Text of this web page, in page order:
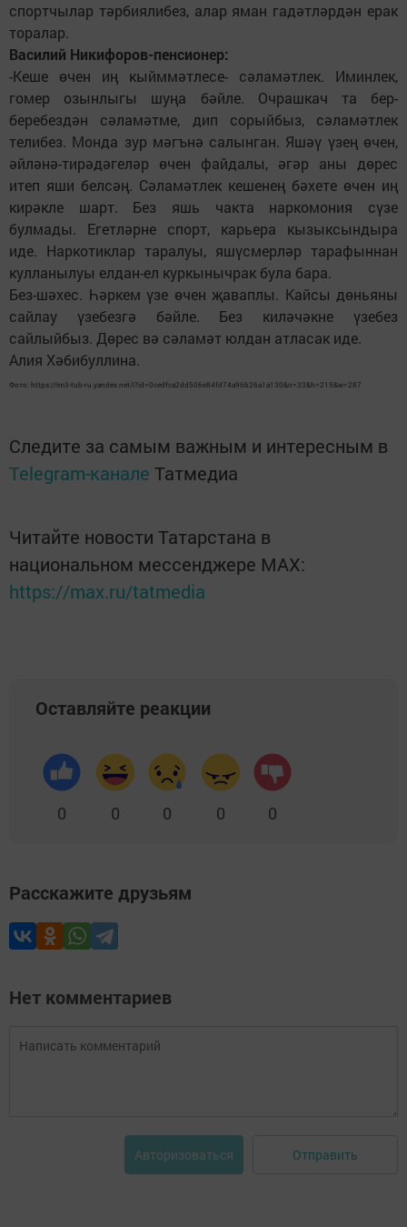
спортчылар тәрбиялибез, алар яман гадәтләрдән ерак
торалар.
Василий Никифоров-пенсионер:
-Кеше өчен иң кыйммәтлесе- сәламәтлек. Иминлек,
гомер озынлыгы шуңа бәйле. Очрашкач та бер-
беребездән сәламәтме, дип сорыйбыз, сәламәтлек
телибез. Монда зур мәгънә салынган. Яшәү үзең өчен,
әйләнә-тирәдәгеләр өчен файдалы, әгәр аны дөрес
итеп яши белсәң. Сәламәтлек кешенең бәхете өчен иң
кирәкле шарт. Без яшь чакта наркомония сүзе
булмады. Егетләрне спорт, карьера кызыксындыра
иде. Наркотиклар таралуы, яшүсмерләр тарафыннан
кулланылуы елдан-ел куркынычрак була бара.
Без-шәхес. Һәркем үзе өчен җаваплы. Кайсы дөньяны
сайлау үзебезгә бәйле. Без киләчәкне үзебез
сайлыйбыз. Дөрес вә сәламәт юлдан атласак иде.
Алия Хәбибуллина.
Фото: https://im3-tub-ru.yandex.net/i?id=0cedfca2dd506e84fd74a96b26a1a130&n=33&h=215&w=287
Следите за самым важным и интересным в
Telegram-канале Татмедиа
Читайте новости Татарстана в
национальном мессенджере MАХ:
https://max.ru/tatmedia
Оставляйте реакции
0 0 0 0 0
Расскажите друзьям
Нет комментариев
Авторизоваться Отправить